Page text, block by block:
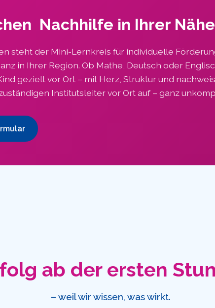
Nachhilfe in Ihrer
steht der Mini-Lernkreis für individuelle
in Ihrer Region. Ob Mathe, Deutsch oder
gezielt vor Ort – mit Herz, Struktur und
Institutsleiter vor Ort auf – ganz
ab der ersten
– weil wir wissen, was wirkt.